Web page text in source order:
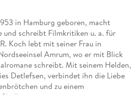
in Hamburg geboren, macht
und schreibt Filmkritiken u. a. für
Koch lebt mit seiner Frau in
Amrum, wo er mit Blick
schreibt. Mit seinem Helden,
Detlefsen, verbindet ihn die Liebe
und zu einem